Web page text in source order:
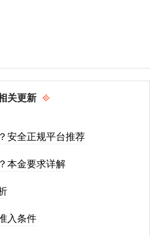
关更新
安全正规平台推荐
本金要求详解
入条件